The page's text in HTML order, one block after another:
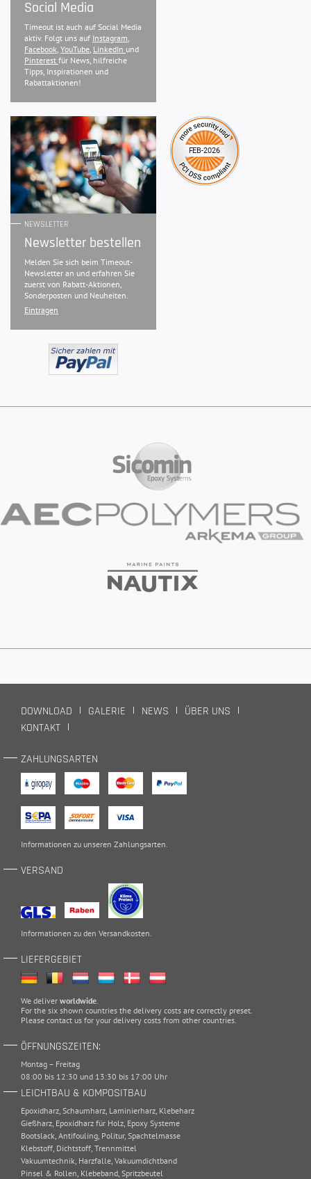
Social Media
Timeout ist auch auf Social Media
aktiv. Folgt uns auf Instagram
Facebook YouTube LinkedIn und
Pinterest für News, hilfreiche
Tipps, Inspirationen und
Rabattaktionen!
NEWSLETTER
Newsletter bestellen
Melden Sie sich beim Timeout-
Newsletter an und erfahren Sie
zuerst von Rabatt-Aktionen,
Sonderposten und Neuheiten.
Eintragen
DOWNLOAD GALERIE NEWS
ÜBER UNS
KONTAKT
ZAHLUNGSARTEN
Informationen zu unseren Zahlungsarten
VERSAND
Informationen zu den Versandkosten
LIEFERGEBIET
We deliver worldwide
For the six shown countries the delivery costs are correctly preset.
Please contact us for your delivery costs from other countries.
ÖFFNUNGSZEITEN:
Montag – Freitag
08:00 bis 12:30 und 13:30 bis 17:00 Uhr
LEICHTBAU & KOMPOSITBAU
Epoxidharz Schaumharz Laminierharz Klebeharz
Gießharz Epoxidharz für Holz Epoxy Systeme
Bootslack Antifouling Politur, Spachtelmasse
Klebstoff Dichtstoff Trennmittel
Vakuumtechnik Harzfalle Vakuumdichtband
Pinsel & Rollen Klebeband Spritzbeutel